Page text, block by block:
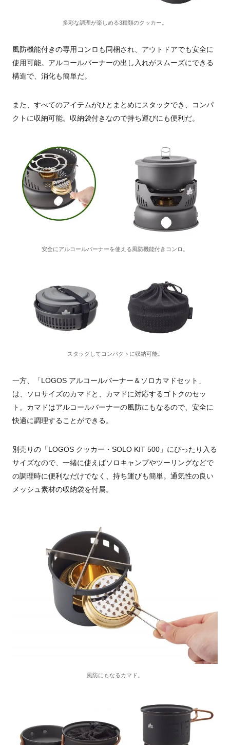
多彩な調理が楽しめる3種類のクッカー。
風防機能付きの専用コンロも同梱され、アウトドアでも安全に
使用可能。アルコールバーナーの出し入れがスムーズにできる
構造で、消化も簡単だ。
また、すべてのアイテムがひとまとめにスタックでき、コンパ
クトに収納可能。収納袋付きなので持ち運びにも便利だ。
安全にアルコールバーナーを使える風防機能付きコンロ。
スタックしてコンパクトに収納可能。
一方、「LOGOS アルコールバーナー＆ソロカマドセット」
は、ソロサイズのカマドと、カマドに対応するゴトクのセッ
ト。カマドはアルコールバーナーの風防にもなるので、安全に
快適に調理することができる。
別売りの「LOGOS クッカー・SOLO KIT 500」にぴったり入る
サイズなので、一緒に使えばソロキャンプやツーリングなどで
の調理時に便利なだけでなく、持ち運びも簡単。通気性の良い
メッシュ素材の収納袋を付属。
風防にもなるカマド。